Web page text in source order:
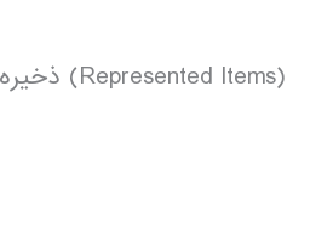
(Represented Items) ذخیره می­شود.